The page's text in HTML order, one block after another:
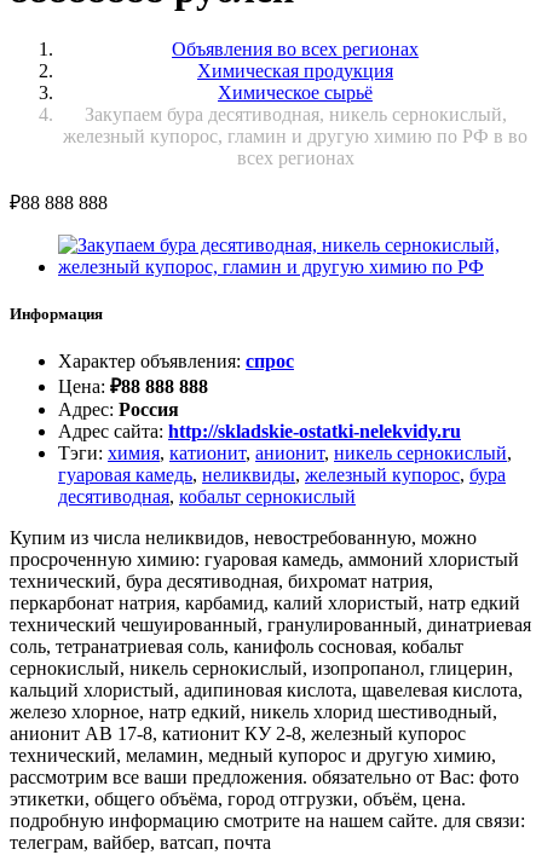
Объявления во всех регионах
Химическая продукция
Химическое сырьё
Закупаем бура десятиводная, никель сернокислый,
железный купорос, гламин и другую химию по РФ в во
всех регионах
₽88 888 888
Информация
Характер объявления: спрос
Цена: ₽88 888 888
Адрес: Россия
Адрес сайта: http://skladskie-ostatki-nelekvidy.ru
Тэги: химия, катионит, анионит, никель сернокислый,
гуаровая камедь, неликвиды, железный купорос, бура
десятиводная, кобальт сернокислый
Купим из числа неликвидов, невостребованную, можно
просроченную химию: гуаровая камедь, аммоний хлористый
технический, бура десятиводная, бихромат натрия,
перкарбонат натрия, карбамид, калий хлористый, натр едкий
технический чешуированный, гранулированный, динатриевая
соль, тетранатриевая соль, канифоль сосновая, кобальт
сернокислый, никель сернокислый, изопропанол, глицерин,
кальций хлористый, адипиновая кислота, щавелевая кислота,
железо хлорное, натр едкий, никель хлорид шестиводный,
анионит АВ 17-8, катионит КУ 2-8, железный купорос
технический, меламин, медный купорос и другую химию,
рассмотрим все ваши предложения. обязательно от Вас: фото
этикетки, общего объёма, город отгрузки, объём, цена.
подробную информацию смотрите на нашем сайте. для связи:
телеграм, вайбер, ватсап, почта